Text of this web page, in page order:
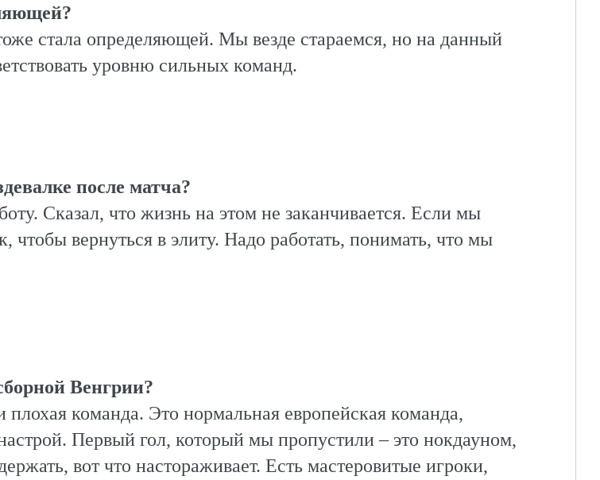
стала определяющей. Мы везде стараемся, но на данный
уровню сильных команд.
после матча?
Сказал, что жизнь на этом не заканчивается. Если мы
чтобы вернуться в элиту. Надо работать, понимать, что мы
Венгрии?
команда. Это нормальная европейская команда,
Первый гол, который мы пропустили – это нокдауном,
вот что настораживает. Есть мастеровитые игроки,